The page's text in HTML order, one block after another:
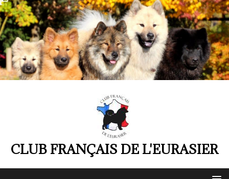
CLUB FRANÇAIS DE L'EURASIER